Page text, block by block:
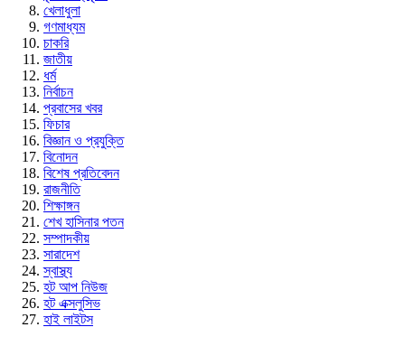
খেলাধুলা
গণমাধ্যম
চাকরি
জাতীয়
ধর্ম
নির্বাচন
প্রবাসের খবর
ফিচার
বিজ্ঞান ও প্রযুক্তি
বিনোদন
বিশেষ প্রতিবেদন
রাজনীতি
শিক্ষাঙ্গন
শেখ হাসিনার পতন
সম্পাদকীয়
সারাদেশ
স্বাস্থ্য
হট আপ নিউজ
হট এক্সলুসিভ
হাই লাইটস